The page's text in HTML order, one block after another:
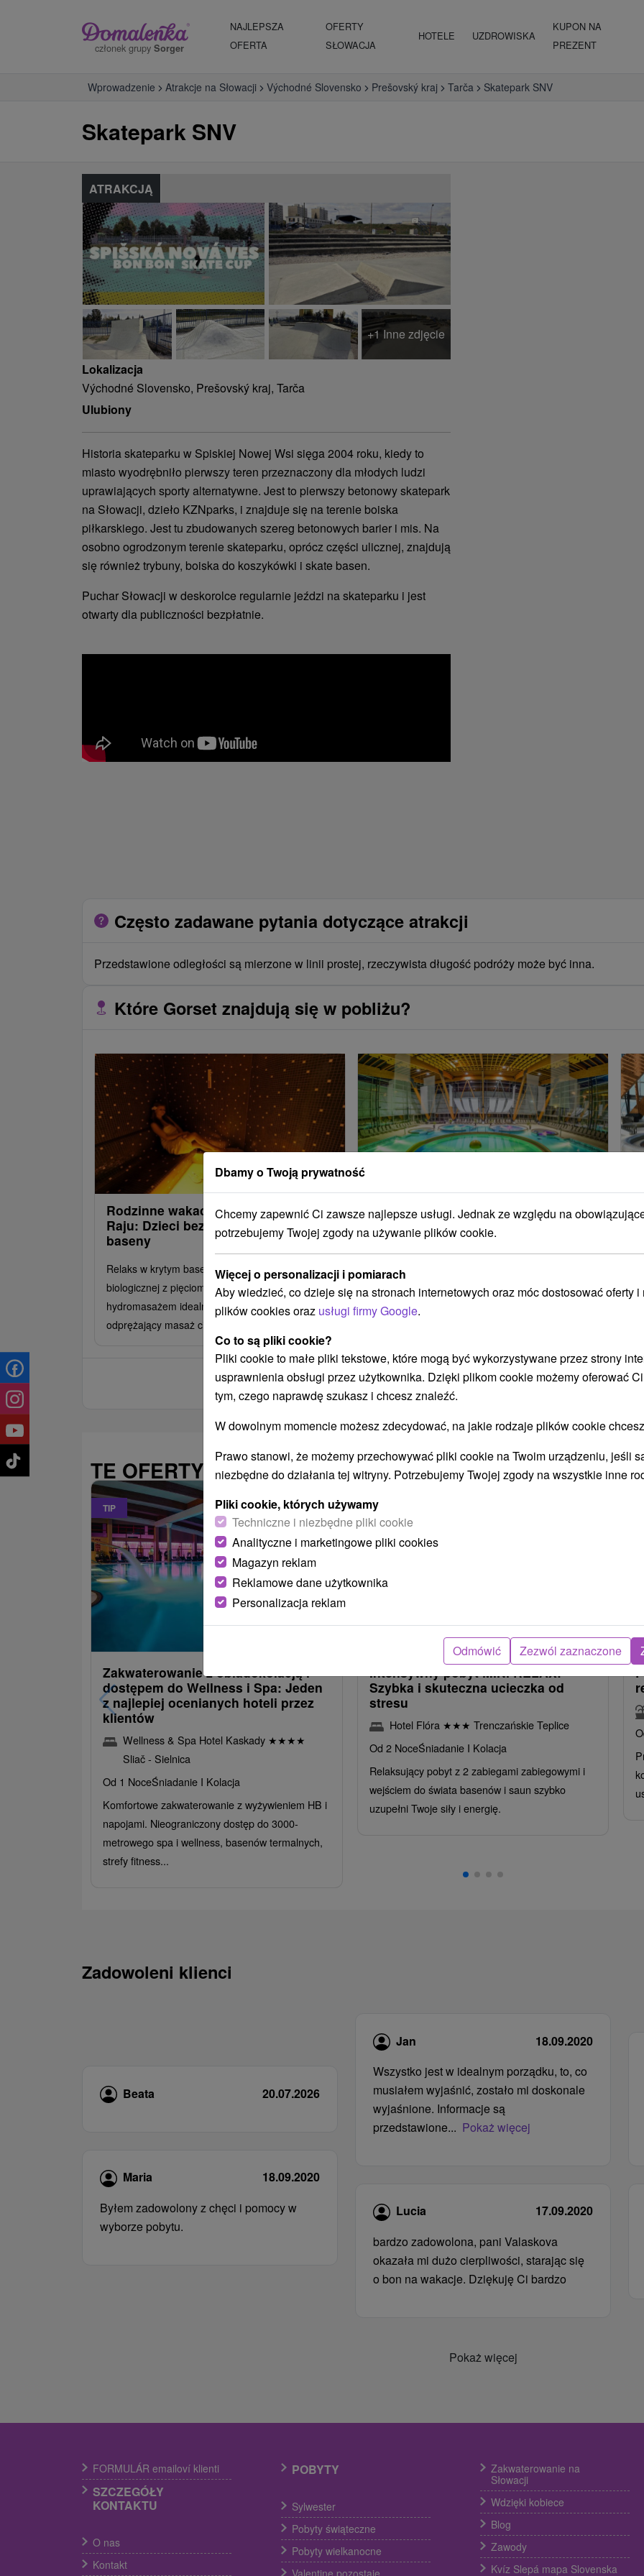
członek grupy Sorger
NAJLEPSZA
OFERTA
OFERTY
SŁOWACJA
HOTELE UZDROWISKA
KUPON NA
PREZENT
Wprowadzenie Atrakcje na Słowacji Východné Slovensko Prešovský kraj Tarča Skatepark SNV
Skatepark SNV
ATRAKCJĄ
+1 Inne zdjęcie
Lokalizacja
Východné Slovensko, Prešovský kraj, Tarča
Ulubiony
Historia skateparku w Spiskiej Nowej Wsi sięga 2004 roku, kiedy to
miasto wyodrębniło pierwszy teren przeznaczony dla młodych ludzi
uprawiających sporty alternatywne. Jest to pierwszy betonowy skatepark
na Słowacji, dzieło KZNparks, i znajduje się na terenie boiska
piłkarskiego. Jest tu zbudowanych szereg betonowych barier i mis. Na
osobno ogrodzonym terenie skateparku, oprócz części ulicznej, znajdują
się również trybuny, boiska do koszykówki i skate basen.
Puchar Słowacji w deskorolce regularnie jeździ na skateparku i jest
otwarty dla publiczności bezpłatnie.
Często zadawane pytania dotyczące atrakcji
Przedstawione odległości są mierzone w linii prostej, rzeczywista długość podróży może być inna.
Które Gorset znajdują się w pobliżu?
Rodzinne wakacje w Słowackim
Raju: Dzieci bezpłatnie, wellness i
baseny
Relaks w krytym basenie i centrum odnowy
biologicznej z pięcioma saunami lub wanną z
hydromasażem idealnie uzupełni przyjemny,
odprężający masaż ciała.
Wellness & Relaks w AquaCity
Poprad: Doskonały relaks pod
Tatrami
Komfortowe pokoje, bogate wyżywienie HB,
nieograniczony dostęp do aquaparku i
luksusowego centrum wellness z basenami,
Załaduj więcej
TE OFERTY MOGĄ PAŃSTWO BYĆ TAKŻE
TIP
od485,30zł
Zakwaterowanie z obiadokolacją i
dostępem do Wellness i Spa: Jeden
z najlepiej ocenianych hoteli przez
klientów
Wellness & Spa Hotel Kaskady ★★★★
Sliač - Sielnica
Od 1 NoceŚniadanie I Kolacja
Komfortowe zakwaterowanie z wyżywieniem HB i
napojami. Nieograniczony dostęp do 3000-
metrowego spa i wellness, basenów termalnych,
strefy fitness...
od404,77zł
/noc/osoba
Intensywny pobyt MINI RELAX:
Szybka i skuteczna ucieczka od
stresu
Hotel Flóra ★★★ Trenczańskie Teplice
Od 2 NoceŚniadanie I Kolacja
Relaksujący pobyt z 2 zabiegami zabiegowymi i
wejściem do świata basenów i saun szybko
uzupełni Twoje siły i energię.
Zadowoleni klienci
Beata 20.07.2026
Maria
18.09.2020
Byłem zadowolony z chęci i pomocy w
wyborze pobytu.
Jan
18.09.2020
Wszystko jest w idealnym porządku, to, co
musiałem wyjaśnić, zostało mi doskonale
wyjaśnione. Informacje są
przedstawione... Pokaż więcej
Lucia
17.09.2020
bardzo zadowolona, ​​pani Valaskova
okazała mi dużo cierpliwości, starając się
o bon na wakacje. Dziękuję Ci bardzo
Pokaż więcej
FORMULÁR emailoví klienti
SZCZEGÓŁY
KONTAKTU
O nas
Kontakt
POBYTY
Sylwester
Pobyty świąteczne
Pobyty wielkanocne
Valentine pozostaje
Zakwaterowanie na
Słowacji
Wdzięki kobiece
Blog
Zawody
Kvíz Slepá mapa Slovenska
Dbamy o Twoją prywatność
Chcemy zapewnić Ci zawsze najlepsze usługi. Jednak ze względu na
potrzebujemy Twojej zgody na używanie plików cookie.
Więcej o personalizacji i pomiarach
Aby wiedzieć, co dzieje się na stronach internetowych oraz móc dostosować oferty i
plików cookies oraz usługi firmy Google.
Co to są pliki cookie?
Pliki cookie to małe pliki tekstowe, które mogą być wykorzystywane przez strony
usprawnienia obsługi przez użytkownika. Dzięki plikom cookie możemy oferować
tym, czego naprawdę szukasz i chcesz znaleźć.
W dowolnym momencie możesz zdecydować, na jakie rodzaje plików cookie
Prawo stanowi, że możemy przechowywać pliki cookie na Twoim urządzeniu, jeśli
niezbędne do działania tej witryny. Potrzebujemy Twojej zgody na wszystkie inne
Pliki cookie, których używamy
Techniczne i niezbędne pliki cookie
Analityczne i marketingowe pliki cookies
Magazyn reklam
Reklamowe dane użytkownika
Personalizacja reklam
Odmówić Zezwól zaznaczone